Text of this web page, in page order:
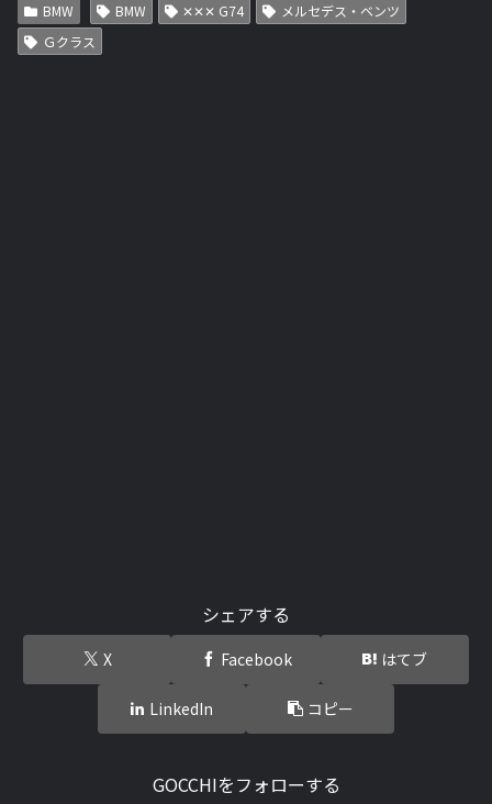
BMW BMW ✕✕✕ G74
メルセデス・ベンツ
Ｇクラス
シェアする
X Facebook はてブ
LinkedIn コピー
GOCCHIをフォローする